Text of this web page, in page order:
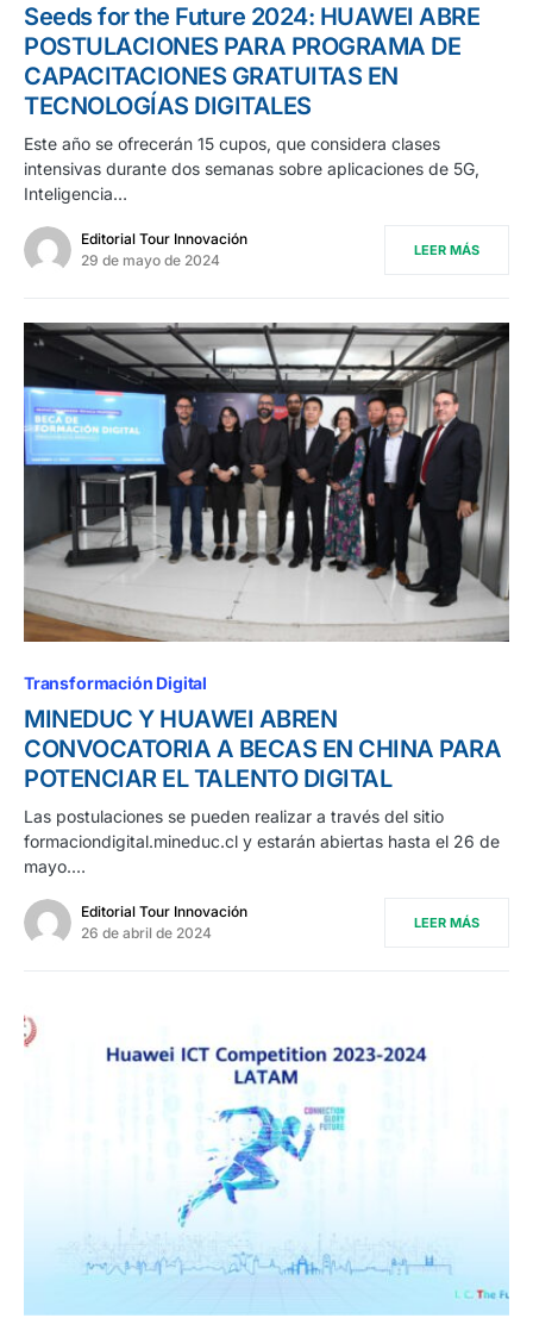
Seeds for the Future 2024: HUAWEI ABRE
POSTULACIONES PARA PROGRAMA DE
CAPACITACIONES GRATUITAS EN
TECNOLOGÍAS DIGITALES
Este año se ofrecerán 15 cupos, que considera clases
intensivas durante dos semanas sobre aplicaciones de 5G,
Inteligencia…
Editorial Tour Innovación
29 de mayo de 2024
LEER MÁS
Transformación Digital
MINEDUC Y HUAWEI ABREN
CONVOCATORIA A BECAS EN CHINA PARA
POTENCIAR EL TALENTO DIGITAL
Las postulaciones se pueden realizar a través del sitio
formaciondigital.mineduc.cl y estarán abiertas hasta el 26 de
mayo.…
Editorial Tour Innovación
26 de abril de 2024
LEER MÁS